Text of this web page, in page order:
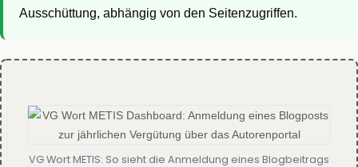
Ausschüttung, abhängig von den Seitenzugriffen.
VG Wort METIS: So sieht die Anmeldung eines Blogbeitrags